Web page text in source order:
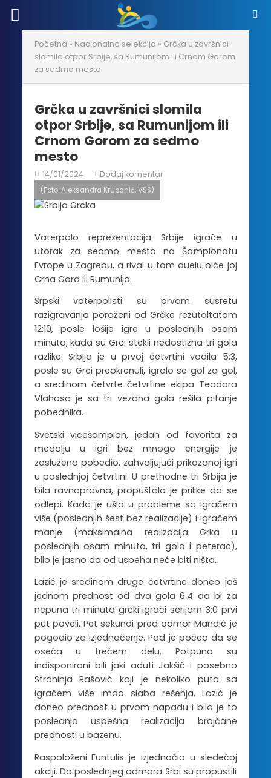
Početna » Nacionalna selekcija » Grčka u završnici
slomila otpor Srbije, sa Rumunijom ili Crnom Gorom
za sedmo mesto
Grčka u završnici slomila
otpor Srbije, sa Rumunijom ili
Crnom Gorom za sedmo
mesto
14/01/2024 Dodaj komentar
(Foto: Aleksandra Krupanič, VSS)
Vaterpolo reprezentacija Srbije igraće u
utorak za sedmo mesto na Šampionatu
Evrope u Zagrebu, a rival u tom duelu biće joj
Crna Gora ili Rumunija.
Srpski vaterpolisti su prvom susretu
razigravanja poraženi od Grčke rezutaltatom
12:10, posle lošije igre u poslednjih osam
minuta, kada su Grci stekli nedostižna tri gola
razlike. Srbija je u prvoj četvrtini vodila 5:3,
posle su Grci preokrenuli, igralo se gol za gol,
a sredinom četvrte četvrtine ekipa Teodora
Vlahosa je sa tri vezana gola rešila pitanje
pobednika.
Svetski vicešampion, jedan od favorita za
medalju u igri bez mnogo energije je
zasluženo pobedio, zahvaljujući prikazanoj igri
u poslednjoj četvrtini. U prethodne tri Srbija je
bila ravnopravna, propuštala je prilike da se
odlepi. Kada je ušla u probleme sa igračem
više (poslednjih šest bez realizacije) i igračem
manje (maksimalna realizacija Grka u
poslednjih osam minuta, tri gola i peterac),
bilo je jasno da od uspeha neće biti ništa.
Lazić je sredinom druge četvrtine doneo još
jednom prednost od dva gola 6:4 da bi za
nepuna tri minuta grčki igrači serijom 3:0 prvi
put poveli. Pet sekundi pred odmor Mandić je
pogodio za izjednačenje. Pad je počeo da se
oseća u trećem delu. Potpuno su
indisponirani bili jaki aduti Jakšić i posebno
Strahinja Rašović koji je nekoliko puta sa
igračem više imao slaba rešenja. Lazić je
doneo prednost u prvom napadu i bila je to
poslednja uspešna realizacija brojčane
prednosti u bazenu.
Raspoloženi Funtulis je izjednačio u sledećoj
akciji. Do poslednjeg odmora Srbi su propustili